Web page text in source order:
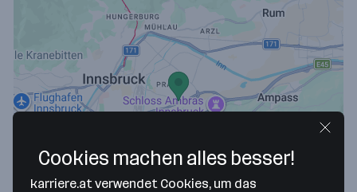
RE/MAX Conterra Immobilien GmbH
Cookies machen alles besser!
karriere.at verwendet Cookies, um das